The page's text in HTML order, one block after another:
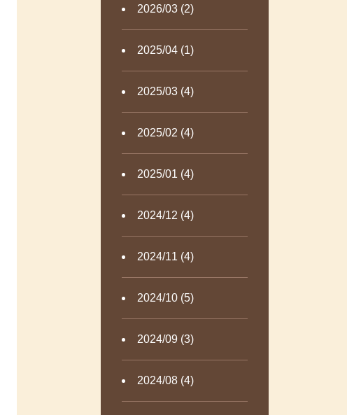
2026/03 (2)
2025/04 (1)
2025/03 (4)
2025/02 (4)
2025/01 (4)
2024/12 (4)
2024/11 (4)
2024/10 (5)
2024/09 (3)
2024/08 (4)